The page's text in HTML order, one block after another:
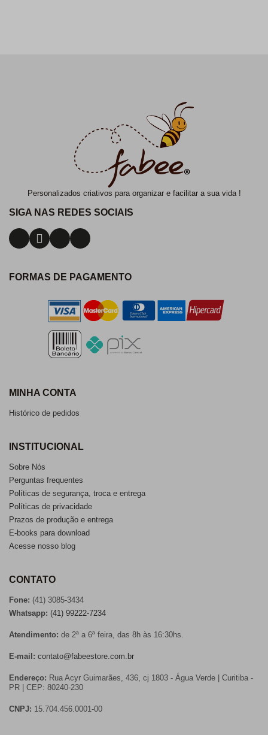
Personalizados criativos para organizar e facilitar a sua vida !
SIGA NAS REDES SOCIAIS
FORMAS DE PAGAMENTO
MINHA CONTA
Histórico de pedidos
INSTITUCIONAL
Sobre Nós
Perguntas frequentes
Políticas de segurança, troca e entrega
Políticas de privacidade
Prazos de produção e entrega
E-books para download
Acesse nosso blog
CONTATO
Fone: (41) 3085-3434
Whatsapp: (41) 99222-7234
Atendimento: de 2ª a 6ª feira, das 8h às 16:30hs.
E-mail: contato@fabeestore.com.br
Endereço: Rua Acyr Guimarães, 436, cj 1803 - Água Verde | Curitiba -
PR | CEP: 80240-230
CNPJ: 15.704.456.0001-00